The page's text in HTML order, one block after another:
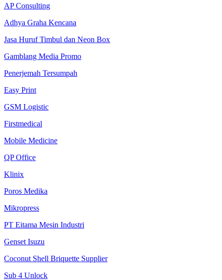
AP Consulting
Adhya Graha Kencana
Jasa Huruf Timbul dan Neon Box
Gamblang Media Promo
Penerjemah Tersumpah
Easy Print
GSM Logistic
Firstmedical
Mobile Medicine
QP Office
Klinix
Poros Medika
Mikropress
PT Eitama Mesin Industri
Genset Isuzu
Coconut Shell Briquette Supplier
Sub 4 Unlock